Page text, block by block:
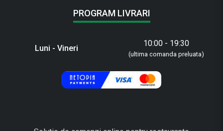
PROGRAM LIVRARI
Luni - Vineri 10:00 - 19:30
(ultima comanda preluata)